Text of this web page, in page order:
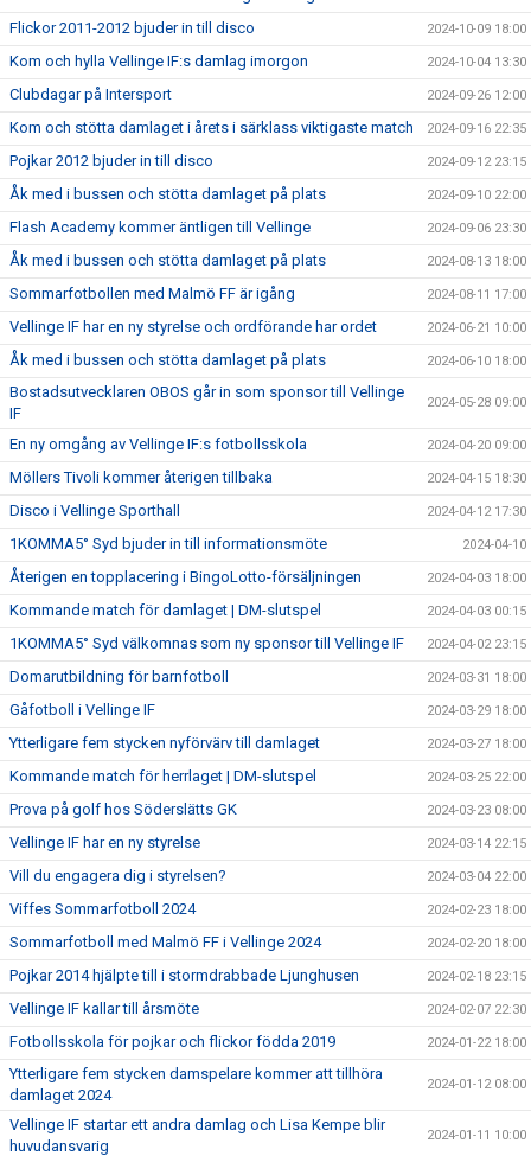
Flickor 2011-2012 bjuder in till disco 2024-10-09 18:00
Kom och hylla Vellinge IF:s damlag imorgon 2024-10-04 13:30
Clubdagar på Intersport 2024-09-26 12:00
Kom och stötta damlaget i årets i särklass viktigaste match 2024-09-16 22:35
Pojkar 2012 bjuder in till disco 2024-09-12 23:15
Åk med i bussen och stötta damlaget på plats 2024-09-10 22:00
Flash Academy kommer äntligen till Vellinge 2024-09-06 23:30
Åk med i bussen och stötta damlaget på plats 2024-08-13 18:00
Sommarfotbollen med Malmö FF är igång 2024-08-11 17:00
Vellinge IF har en ny styrelse och ordförande har ordet 2024-06-21 10:00
Åk med i bussen och stötta damlaget på plats 2024-06-10 18:00
Bostadsutvecklaren OBOS går in som sponsor till Vellinge
IF
2024-05-28 09:00
En ny omgång av Vellinge IF:s fotbollsskola 2024-04-20 09:00
Möllers Tivoli kommer återigen tillbaka 2024-04-15 18:30
Disco i Vellinge Sporthall 2024-04-12 17:30
1KOMMA5° Syd bjuder in till informationsmöte 2024-04-10
Återigen en topplacering i BingoLotto-försäljningen 2024-04-03 18:00
Kommande match för damlaget | DM-slutspel 2024-04-03 00:15
1KOMMA5° Syd välkomnas som ny sponsor till Vellinge IF 2024-04-02 23:15
Domarutbildning för barnfotboll 2024-03-31 18:00
Gåfotboll i Vellinge IF 2024-03-29 18:00
Ytterligare fem stycken nyförvärv till damlaget 2024-03-27 18:00
Kommande match för herrlaget | DM-slutspel 2024-03-25 22:00
Prova på golf hos Söderslätts GK 2024-03-23 08:00
Vellinge IF har en ny styrelse 2024-03-14 22:15
Vill du engagera dig i styrelsen? 2024-03-04 22:00
Viffes Sommarfotboll 2024 2024-02-23 18:00
Sommarfotboll med Malmö FF i Vellinge 2024 2024-02-20 18:00
Pojkar 2014 hjälpte till i stormdrabbade Ljunghusen 2024-02-18 23:15
Vellinge IF kallar till årsmöte 2024-02-07 22:30
Fotbollsskola för pojkar och flickor födda 2019 2024-01-22 18:00
Ytterligare fem stycken damspelare kommer att tillhöra
damlaget 2024
2024-01-12 08:00
Vellinge IF startar ett andra damlag och Lisa Kempe blir
huvudansvarig
2024-01-11 10:00